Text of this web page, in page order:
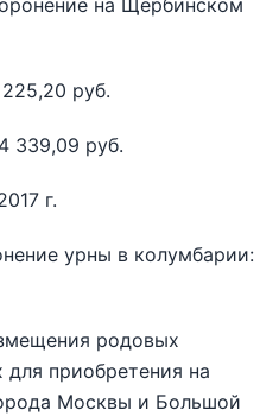
на Щербинском
руб.
339,09 руб.
г.
урны в колумбарии:
родовых
приобретения на
Москвы и Большой